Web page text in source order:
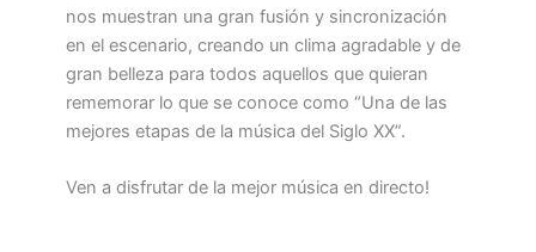
nos muestran una gran fusión y sincronización
en el escenario, creando un clima agradable y de
gran belleza para todos aquellos que quieran
rememorar lo que se conoce como “Una de las
mejores etapas de la música del Siglo XX”.
Ven a disfrutar de la mejor música en directo!